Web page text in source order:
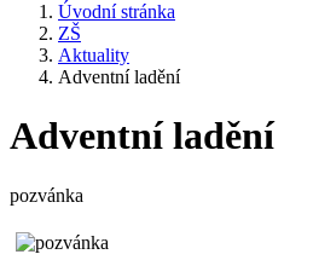
Úvodní stránka
ZŠ
Aktuality
Adventní ladění
Adventní ladění
pozvánka